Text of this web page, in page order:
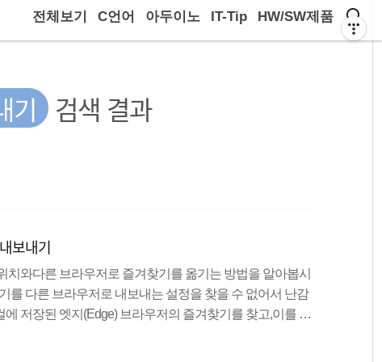
전체보기 C언어 아두이노 IT-Tip HW/SW제품
기 검색 결과
보내기
치와다른 브라우저로 즐겨찾기를 옮기는 방법을 알아봅시
를 다른 브라우저로 내보내는 설정을 찾을 수 없어서 난감
저장된 엣지(Edge) 브라우저의 즐겨찾기를 찾고,이를 백
겨찾기 위치 : 마찬가지로 파일 탐색기를 열어 주소창에 입